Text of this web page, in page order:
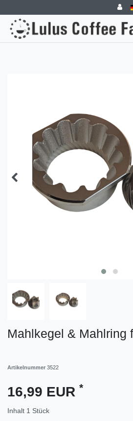
Mahlkegel & Mahlring
Artikelnummer 3522
16,99 EUR *
Inhalt 1 Stück